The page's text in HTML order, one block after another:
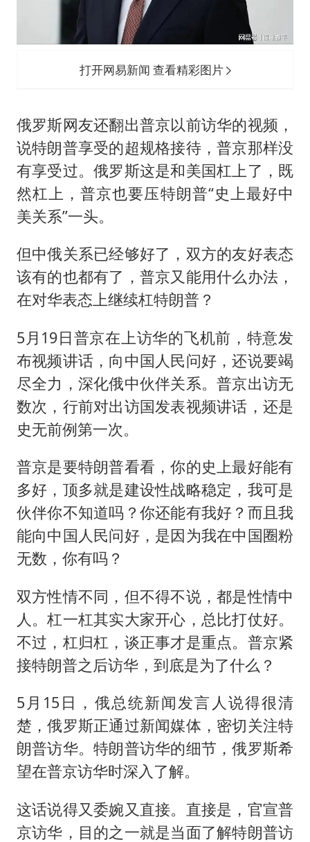
打开网易新闻 查看精彩图片
俄罗斯网友还翻出普京以前访华的视频，
说特朗普享受的超规格接待，普京那样没
有享受过。俄罗斯这是和美国杠上了，既
然杠上，普京也要压特朗普“史上最好中
美关系”一头。
但中俄关系已经够好了，双方的友好表态
该有的也都有了，普京又能用什么办法，
在对华表态上继续杠特朗普？
5月19日普京在上访华的飞机前，特意发
布视频讲话，向中国人民问好，还说要竭
尽全力，深化俄中伙伴关系。普京出访无
数次，行前对出访国发表视频讲话，还是
史无前例第一次。
普京是要特朗普看看，你的史上最好能有
多好，顶多就是建设性战略稳定，我可是
伙伴你不知道吗？你还能有我好？而且我
能向中国人民问好，是因为我在中国圈粉
无数，你有吗？
双方性情不同，但不得不说，都是性情中
人。杠一杠其实大家开心，总比打仗好。
不过，杠归杠，谈正事才是重点。普京紧
接特朗普之后访华，到底是为了什么？
5月15日，俄总统新闻发言人说得很清
楚，俄罗斯正通过新闻媒体，密切关注特
朗普访华。特朗普访华的细节，俄罗斯希
望在普京访华时深入了解。
这话说得又委婉又直接。直接是，官宣普
京访华，目的之一就是当面了解特朗普访